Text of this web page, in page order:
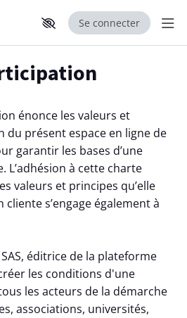
Se connecter
énonce les valeurs et
du présent espace en ligne de
garantir les bases d’une
L’adhésion à cette charte
valeurs et principes qu’elle
s’engage également à
SAS, éditrice de la plateforme
les conditions d'une
les acteurs de la démarche
associations, universités,